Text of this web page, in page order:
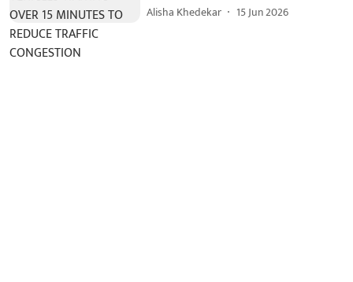
Alisha Khedekar 15 Jun 2026